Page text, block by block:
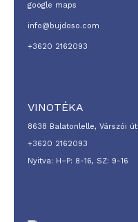
google maps
info@bujdoso.com
+3620 2162093
VINOTÉKA
8638 Balatonlelle, Várszói út
+3620 2162093
Nyitva: H–P: 8-16, SZ: 9-16